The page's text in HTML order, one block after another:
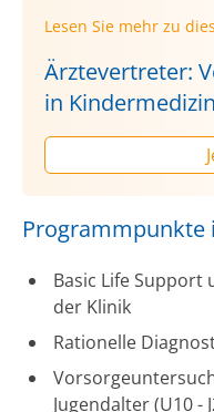
Lesen Sie mehr zu
Ärztevertreter:
in
Programmpunkte
Basic Life
der Klinik
Rationelle
Jugendalter (U10 -